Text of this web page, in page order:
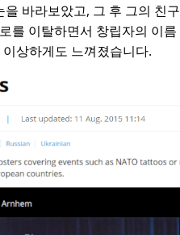
바라보았고, 그 후 그의 친구
를 이탈하면서 창립자의 이름
상하게도 느껴졌습니다.